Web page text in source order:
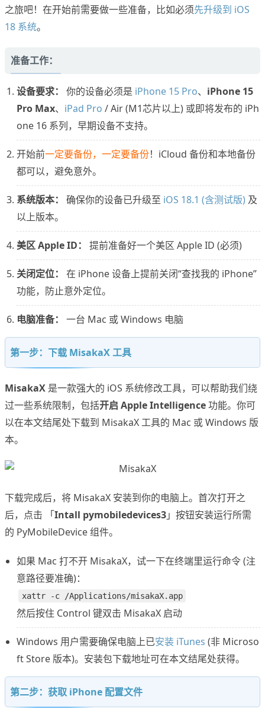
之旅吧！在开始前需要做一些准备，比如必须先升级到 iOS
18 系统。
准备工作：
设备要求： 你的设备必须是 iPhone 15 Pro、 iPhone 15
Pro Max、 iPad Pro / Air (M1芯片以上) 或即将发布的 iPh
one 16 系列，早期设备不支持。
开始前一定要备份，一定要备份！iCloud 备份和本地备份
都可以，避免意外。
系统版本： 确保你的设备已升级至 iOS 18.1 (含测试版) 及
以上版本。
美区 Apple ID： 提前准备好一个美区 Apple ID (必须)
关闭定位：
在 iPhone 设备上提前关闭“查找我的 iPhone”
功能，防止意外定位。
电脑准备： 一台 Mac 或 Windows 电脑
第一步：下载 MisakaX 工具
MisakaX 是一款强大的 iOS 系统修改工具，可以帮助我们绕
过一些系统限制，包括开启 Apple Intelligence功能。你可
以在本文结尾处下载到 MisakaX 工具的 Mac 或 Windows 版
本。
下载完成后，将 MisakaX 安装到你的电脑上。首次打开之
后，点击 「Intall pymobiledevices3」按钮安装运行所需
的 PyMobileDevice 组件。
如果 Mac 打不开 MisakaX，试一下在终端里运行命令 (注
意路径要准确)：
xattr -c /Applications/misakaX.app
然后按住 Control 键双击 MisakaX 启动
Windows 用户需要确保电脑上已安装 iTunes (非 Microso
ft Store 版本)。安装包下载地址可在本文结尾处获得。
第二步：获取 iPhone 配置文件